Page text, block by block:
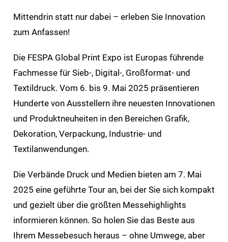
Mittendrin statt nur dabei – erleben Sie Innovation
zum Anfassen!
Die FESPA Global Print Expo ist Europas führende
Fachmesse für Sieb-, Digital-, Großformat- und
Textildruck. Vom 6. bis 9. Mai 2025 präsentieren
Hunderte von Ausstellern ihre neuesten Innovationen
und Produktneuheiten in den Bereichen Grafik,
Dekoration, Verpackung, Industrie- und
Textilanwendungen.
Die Verbände Druck und Medien bieten am 7. Mai
2025 eine geführte Tour an, bei der Sie sich kompakt
und gezielt über die größten Messehighlights
informieren können. So holen Sie das Beste aus
Ihrem Messebesuch heraus – ohne Umwege, aber